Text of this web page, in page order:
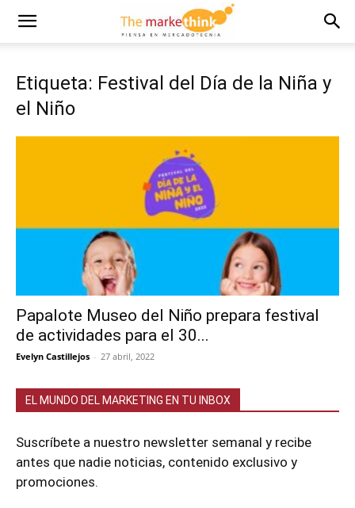
Etiqueta: Festival del Día de la Niña y
el Niño
Papalote Museo del Niño prepara festival
de actividades para el 30...
Evelyn Castillejos - 27 abril, 2022
EL MUNDO DEL MARKETING EN TU INBOX
Suscríbete a nuestro newsletter semanal y recibe
antes que nadie noticias, contenido exclusivo y
promociones.